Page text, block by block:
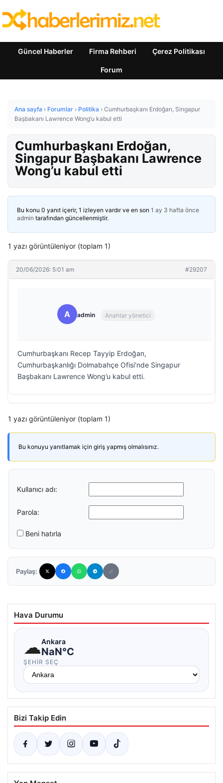
Güncel Haberler Firma Rehberi Çerez Politikası
Forum
Ana sayfa › Forumlar › Politika › Cumhurbaşkanı Erdoğan, Singapur
Başbakanı Lawrence Wong’u kabul etti
Cumhurbaşkanı Erdoğan,
Singapur Başbakanı Lawrence
Wong’u kabul etti
Bu konu 0 yanıt içerir, 1 izleyen vardır ve en son 1 ay 3 hafta önce
admin tarafından güncellenmiştir.
1 yazı görüntüleniyor (toplam 1)
20/06/2026: 5:01 am #29207
A admin Anahtar yönetici
Cumhurbaşkanı Recep Tayyip Erdoğan,
Cumhurbaşkanlığı Dolmabahçe Ofisi’nde Singapur
Başbakanı Lawrence Wong’u kabul etti.
1 yazı görüntüleniyor (toplam 1)
Bu konuyu yanıtlamak için giriş yapmış olmalısınız.
Kullanıcı adı:
Parola:
Beni hatırla
Paylaş:
Hava Durumu
☁Ankara
NaN°C
ŞEHIR SEÇ
Bizi Takip Edin